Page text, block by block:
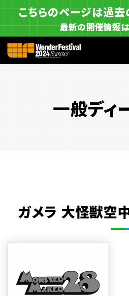
こちらのページは過
最新の開催情報
一般ディ
ガメラ 大怪獣空